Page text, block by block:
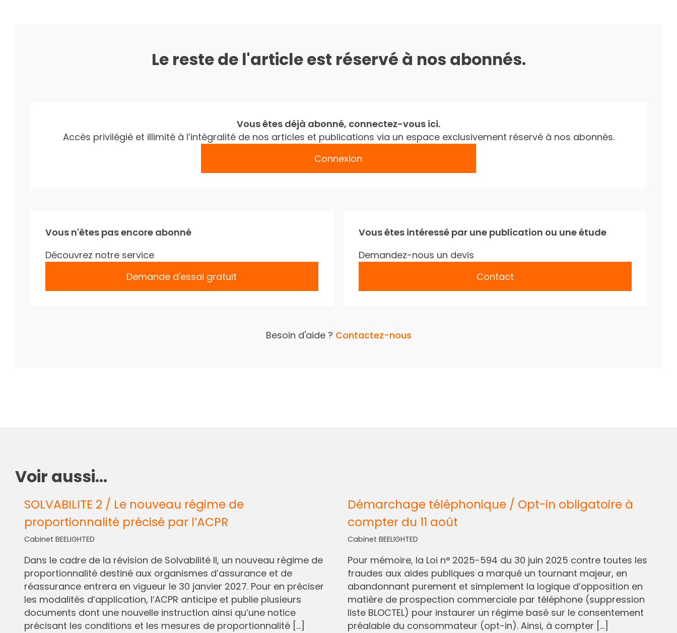
Le reste de l'article est réservé à nos abonnés.
Vous êtes déjà abonné, connectez-vous ici.
Accès privilégié et illimité à l’intégralité de nos articles et publications via un espace exclusivement réservé à nos abonnés.
Connexion
Vous n'êtes pas encore abonné
Découvrez notre service
Demande d'essai gratuit
Vous êtes intéressé par une publication ou une étude
Demandez-nous un devis
Contact
Besoin d'aide ? Contactez-nous
Voir aussi...
SOLVABILITE 2 / Le nouveau régime de
proportionnalité précisé par l’ACPR
Cabinet BEELIGHTED
Dans le cadre de la révision de Solvabilité II, un nouveau régime de
proportionnalité destiné aux organismes d’assurance et de
réassurance entrera en vigueur le 30 janvier 2027. Pour en préciser
les modalités d’application, l’ACPR anticipe et publie plusieurs
documents dont une nouvelle instruction ainsi qu’une notice
précisant les conditions et les mesures de proportionnalité […]
Démarchage téléphonique / Opt-in obligatoire à
compter du 11 août
Cabinet BEELIGHTED
Pour mémoire, la Loi n° 2025-594 du 30 juin 2025 contre toutes les
fraudes aux aides publiques a marqué un tournant majeur, en
abandonnant purement et simplement la logique d’opposition en
matière de prospection commerciale par téléphone (suppression
liste BLOCTEL) pour instaurer un régime basé sur le consentement
préalable du consommateur (opt-in). Ainsi, à compter […]